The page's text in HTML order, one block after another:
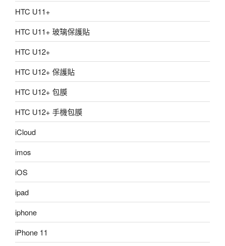
HTC U11+
HTC U11+ 玻璃保護貼
HTC U12+
HTC U12+ 保護貼
HTC U12+ 包膜
HTC U12+ 手機包膜
iCloud
imos
iOS
ipad
iphone
iPhone 11